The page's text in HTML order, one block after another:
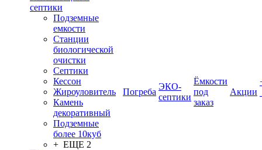
септики
Подземные
емкости
Станции
биологической
очистки
Септики
Кессон
Жироуловитель
Камень
декоративный
Подземные
более 10куб
+ ЕЩЕ 2
Погреба
ЭКО-
септики
Ёмкости
под
заказ
Акции